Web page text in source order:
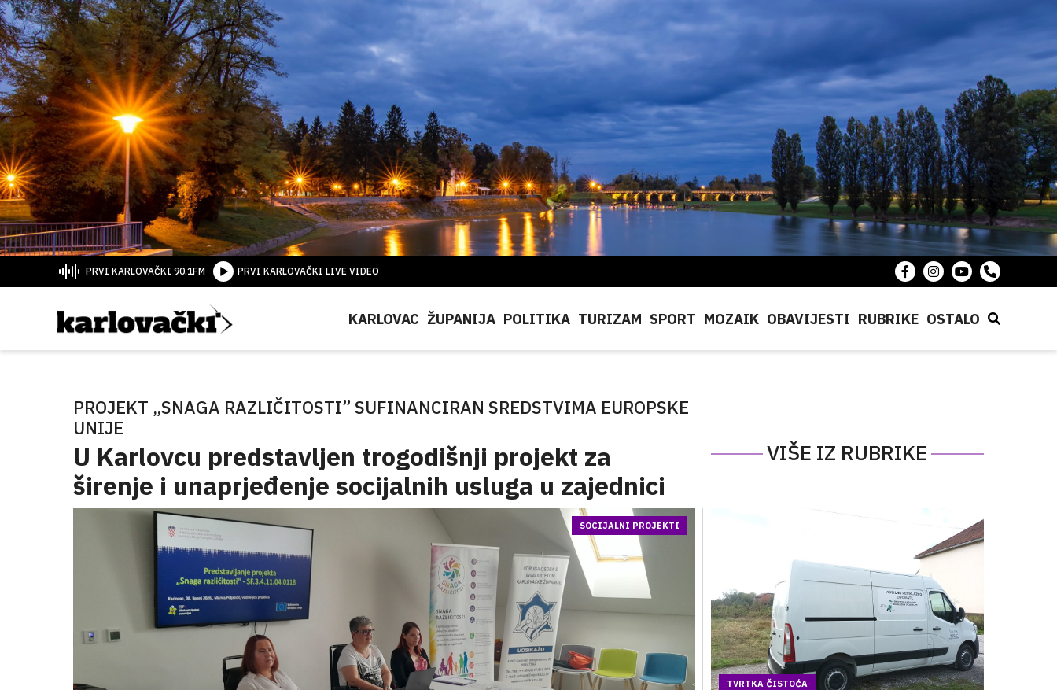
PRVI KARLOVAČKI 90.1FM PRVI KARLOVAČKI LIVE VIDEO
KARLOVAC ŽUPANIJA POLITIKA TURIZAM SPORT MOZAIK OBAVIJESTI RUBRIKE OSTALO
PROJEKT „SNAGA RAZLIČITOSTI” SUFINANCIRAN SREDSTVIMA EUROPSKE
UNIJE
U Karlovcu predstavljen trogodišnji projekt za
širenje i unaprjeđenje socijalnih usluga u zajednici
VIŠE IZ RUBRIKE
SOCIJALNI PROJEKTI
TVRTKA ČISTOĆA